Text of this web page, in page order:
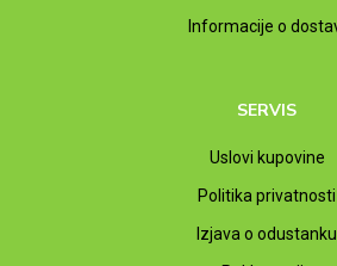
Informacije o
SERVIS
Uslovi kupovine
Politika privatnosti
Izjava o odustanku